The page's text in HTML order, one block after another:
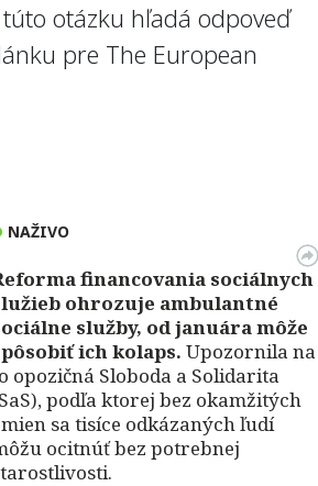
otázku hľadá odpoveď
pre The European
NAŽIVO
financovania sociálnych
ohrozuje ambulantné
služby, od januára môže
ich kolaps. Upozornila na
opozičná Sloboda a Solidarita
podľa ktorej bez okamžitých
sa tisíce odkázaných ľudí
ocitnúť bez potrebnej